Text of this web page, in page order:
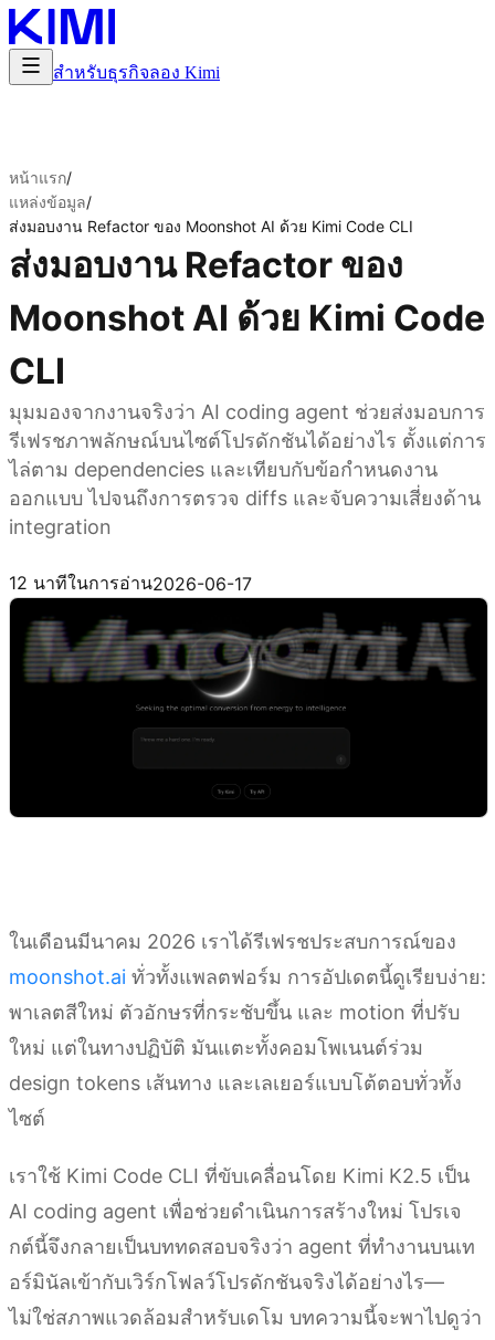
สำหรับธุรกิจลอง Kimi
หน้าแรก/
แหล่งข้อมูล/
ส่งมอบงาน Refactor ของ Moonshot AI ด้วย Kimi Code CLI
ส่งมอบงาน Refactor ของ
Moonshot AI ด้วย Kimi Code
CLI
มุมมองจากงานจริงว่า AI coding agent ช่วยส่งมอบการ
รีเฟรชภาพลักษณ์บนไซต์โปรดักชันได้อย่างไร ตั้งแต่การ
ไล่ตาม dependencies และเทียบกับข้อกำหนดงาน
ออกแบบ ไปจนถึงการตรวจ diffs และจับความเสี่ยงด้าน
integration
12 นาทีในการอ่าน2026-06-17
ในเดือนมีนาคม 2026 เราได้รีเฟรชประสบการณ์ของ
moonshot.ai ทั่วทั้งแพลตฟอร์ม การอัปเดตนี้ดูเรียบง่าย:
พาเลตสีใหม่ ตัวอักษรที่กระชับขึ้น และ motion ที่ปรับ
ใหม่ แต่ในทางปฏิบัติ มันแตะทั้งคอมโพเนนต์ร่วม
design tokens เส้นทาง และเลเยอร์แบบโต้ตอบทั่วทั้ง
ไซต์
เราใช้ Kimi Code CLI ที่ขับเคลื่อนโดย Kimi K2.5 เป็น
AI coding agent เพื่อช่วยดำเนินการสร้างใหม่ โปรเจ
กต์นี้จึงกลายเป็นบททดสอบจริงว่า agent ที่ทำงานบนเท
อร์มินัลเข้ากับเวิร์กโฟลว์โปรดักชันจริงได้อย่างไร—
ไม่ใช่สภาพแวดล้อมสำหรับเดโม บทความนี้จะพาไปดูว่า